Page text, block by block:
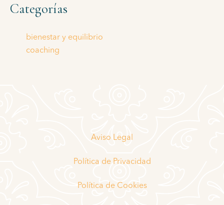
Categorías
bienestar y equilibrio
coaching
Aviso Legal
Política de Privacidad
Política de Cookies